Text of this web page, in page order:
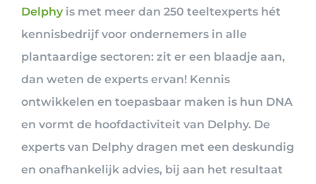
Delphy is met meer dan 250 teeltexperts hét
kennisbedrijf voor ondernemers in alle
plantaardige sectoren: zit er een blaadje aan,
dan weten de experts ervan! Kennis
ontwikkelen en toepasbaar maken is hun DNA
en vormt de hoofdactiviteit van Delphy. De
experts van Delphy dragen met een deskundig
en onafhankelijk advies, bij aan het resultaat